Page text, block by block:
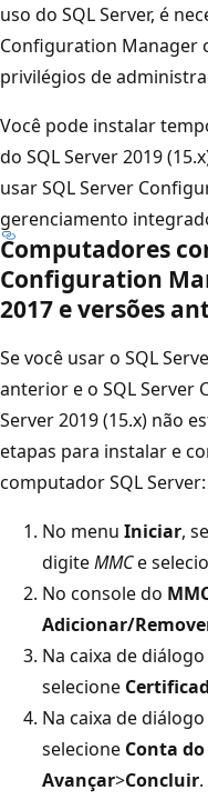
uso do SQL Server, é
Configuration Manager
privilégios de
Você pode instalar
do SQL Server 2019
usar SQL Server
gerenciamento
Computadores
Configuration
2017 e versões
Se você usar o SQL
anterior e o SQL Server
Server 2019 (15.x) não
etapas para instalar e
computador SQL Server:
No menu Iniciar,
digiteMMCe
No console do
Adicionar/
Na caixa de diálogo
selecione
Na caixa de diálogo
selecione Conta
Avançar>Concluir.